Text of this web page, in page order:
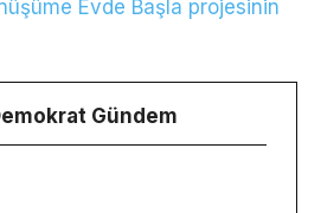
Evde Başla projesinin
Gündem